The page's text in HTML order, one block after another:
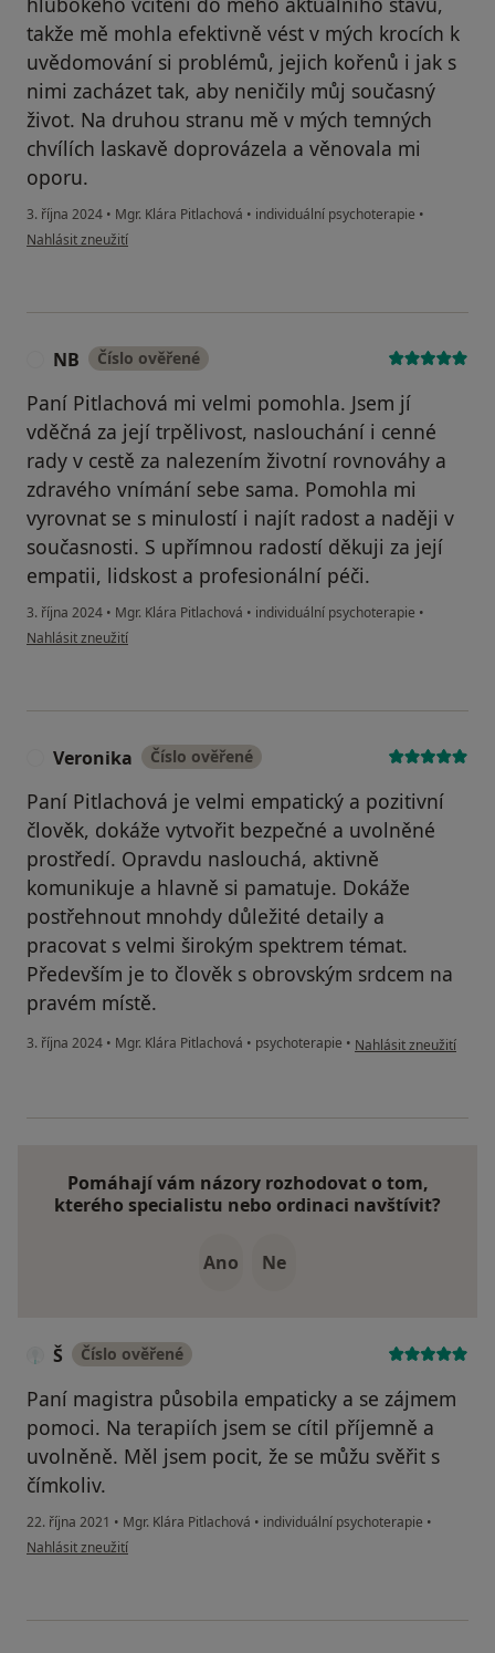
takže mě mohla efektivně vést v mých krocích k
uvědomování si problémů, jejich kořenů i jak s
nimi zacházet tak, aby neničily můj současný
život. Na druhou stranu mě v mých temných
chvílích laskavě doprovázela a věnovala mi
oporu.
3. října 2024 • Mgr. Klára Pitlachová • individuální psychoterapie •
podle názoru uživatele Honza
Nahlásit zneužití
NB Číslo ověřené
Paní Pitlachová mi velmi pomohla. Jsem jí
vděčná za její trpělivost, naslouchání i cenné
rady v cestě za nalezením životní rovnováhy a
zdravého vnímání sebe sama. Pomohla mi
vyrovnat se s minulostí i najít radost a naději v
současnosti. S upřímnou radostí děkuji za její
empatii, lidskost a profesionální péči.
3. října 2024 • Mgr. Klára Pitlachová • individuální psychoterapie •
podle názoru uživatele NB
Nahlásit zneužití
Veronika Číslo ověřené
Paní Pitlachová je velmi empatický a pozitivní
člověk, dokáže vytvořit bezpečné a uvolněné
prostředí. Opravdu naslouchá, aktivně
komunikuje a hlavně si pamatuje. Dokáže
postřehnout mnohdy důležité detaily a
pracovat s velmi širokým spektrem témat.
Především je to člověk s obrovským srdcem na
pravém místě.
3. října 2024 • Mgr. Klára Pitlachová • psychoterapie • podle názoru
Nahlásit zneužití
Pomáhají vám názory rozhodovat o tom,
kterého specialistu nebo ordinaci navštívit?
Ano Ne
Š Číslo ověřené
Paní magistra působila empaticky a se zájmem
pomoci. Na terapiích jsem se cítil příjemně a
uvolněně. Měl jsem pocit, že se můžu svěřit s
čímkoliv.
22. října 2021 • Mgr. Klára Pitlachová • individuální psychoterapie •
podle názoru uživatele Š
Nahlásit zneužití